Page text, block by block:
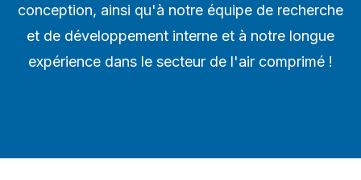
conception, ainsi qu'à notre équipe de recherche
et de développement interne et à notre longue
expérience dans le secteur de l'air comprimé !